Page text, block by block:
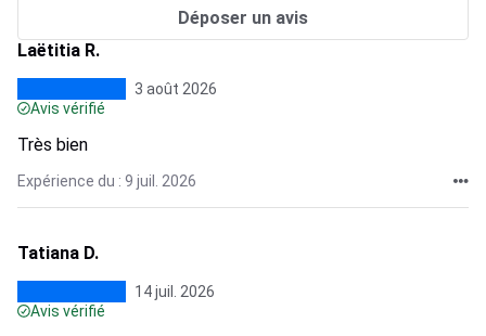
Déposer un avis
Laëtitia R.
3 août 2026
Avis vérifié
Très bien
Expérience du : 9 juil. 2026
Tatiana D.
14 juil. 2026
Avis vérifié